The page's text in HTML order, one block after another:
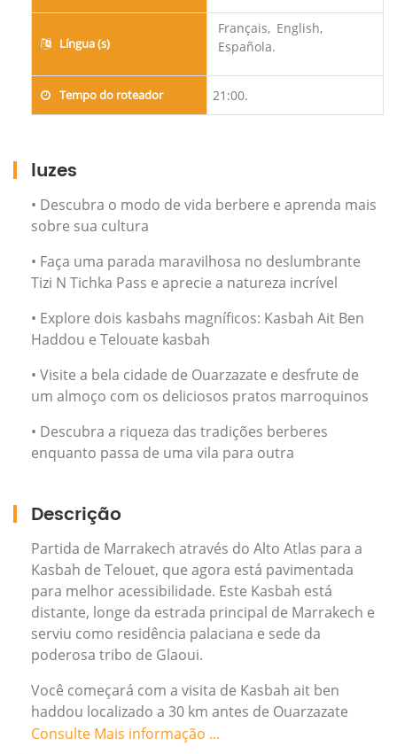
Língua (s)
Français, English,
Española.
Tempo do roteador 21:00.
luzes
• Descubra o modo de vida berbere e aprenda mais
sobre sua cultura
• Faça uma parada maravilhosa no deslumbrante
Tizi N Tichka Pass e aprecie a natureza incrível
• Explore dois kasbahs magníficos: Kasbah Ait Ben
Haddou e Telouate kasbah
• Visite a bela cidade de Ouarzazate e desfrute de
um almoço com os deliciosos pratos marroquinos
• Descubra a riqueza das tradições berberes
enquanto passa de uma vila para outra
Descrição
Partida de Marrakech através do Alto Atlas para a
Kasbah de Telouet, que agora está pavimentada
para melhor acessibilidade. Este Kasbah está
distante, longe da estrada principal de Marrakech e
serviu como residência palaciana e sede da
poderosa tribo de Glaoui.
Você começará com a visita de Kasbah ait ben
haddou localizado a 30 km antes de Ouarzazate
passar pela passagem Tizi-n-Tichka (2260 metros)
Consulte Mais informação ...